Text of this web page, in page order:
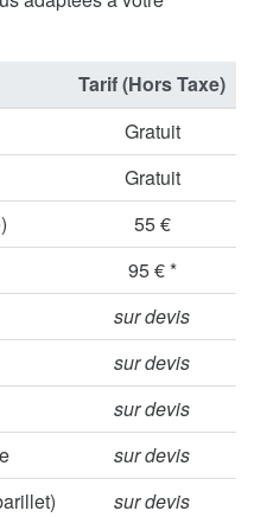
Tarif (Hors Taxe)
Gratuit
Gratuit
55 €
95 € *
sur devis
sur devis
sur devis
sur devis
sur devis